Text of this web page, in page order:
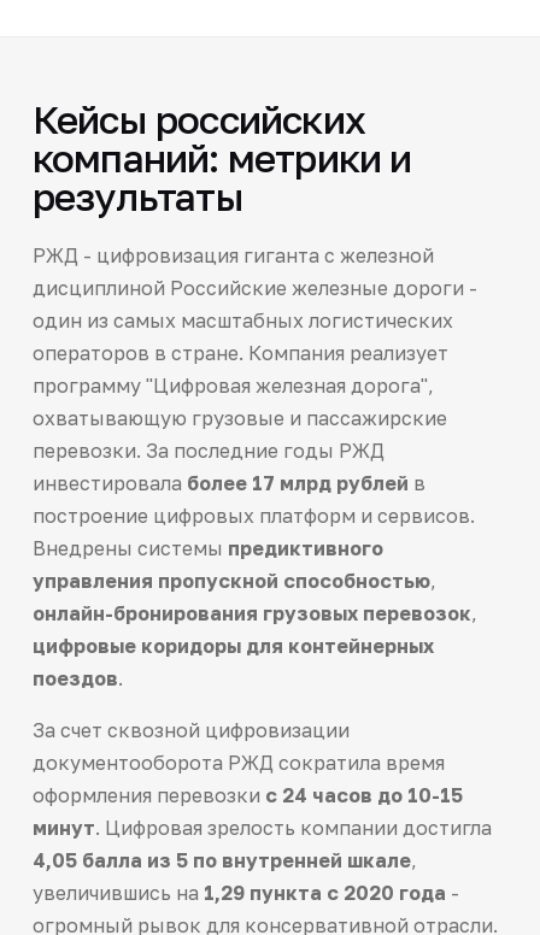
Кейсы российских
компаний: метрики и
результаты
РЖД - цифровизация гиганта с железной
дисциплиной Российские железные дороги -
один из самых масштабных логистических
операторов в стране. Компания реализует
программу "Цифровая железная дорога",
охватывающую грузовые и пассажирские
перевозки. За последние годы РЖД
инвестировала более 17 млрд рублей в
построение цифровых платформ и сервисов.
Внедрены системы предиктивного
управления пропускной способностью,
онлайн-бронирования грузовых перевозок,
цифровые коридоры для контейнерных
поездов.
За счет сквозной цифровизации
документооборота РЖД сократила время
оформления перевозки с 24 часов до 10-15
минут. Цифровая зрелость компании достигла
4,05 балла из 5 по внутренней шкале,
увеличившись на 1,29 пункта с 2020 года -
огромный рывок для консервативной отрасли.